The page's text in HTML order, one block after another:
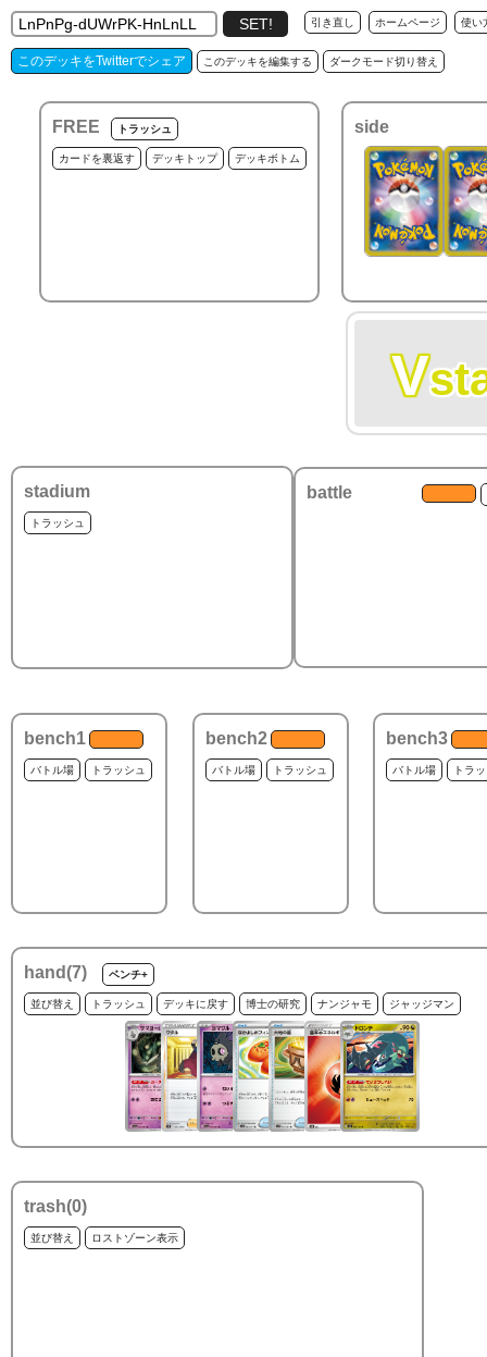
引き直し ホームページ 使い
このデッキをTwitterでシェア このデッキを編集する ダークモード切り替え
FREE トラッシュ
カードを裏返す デッキトップ デッキボトム
side
V
stadium
トラッシュ
battle
bench1
バトル場 トラッシュ
bench2
バトル場 トラッシュ
bench3
バトル場 トラ
hand(7) ベンチ+
並び替え トラッシュ デッキに戻す 博士の研究 ナンジャモ ジャッジマン
trash(0)
並び替え ロストゾーン表示